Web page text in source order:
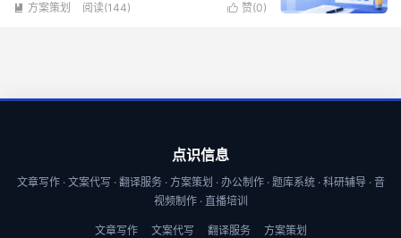
 赞(0)
 方案策划 阅读(144)
点识信息
文章写作 · 文案代写 · 翻译服务 · 方案策划 · 办公制作 · 题库系统 · 科研辅导 · 音
视频制作 · 直播培训
文章写作 文案代写 翻译服务 方案策划